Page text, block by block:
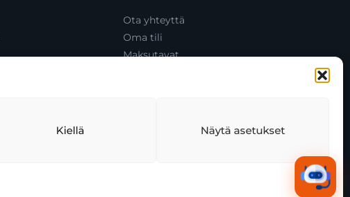
Kiellä Näytä asetukset
Ota yhteyttä
Oma tili
Maksutavat
asiakaspalvelu@toolcat.fi